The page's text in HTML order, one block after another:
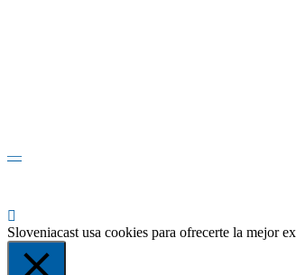
—
Sloveniacast usa cookies para ofrecerte la mejor